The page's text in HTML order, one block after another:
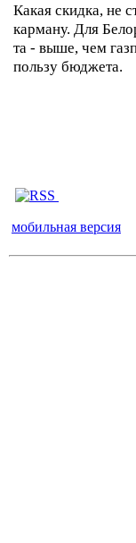
Какая скидка, не
карману. Для
та - выше, чем
пользу бюджета.
мобильная версия